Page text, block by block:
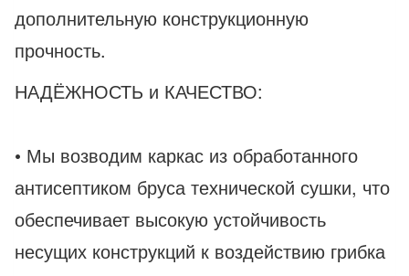
дополнительную конструкционную
прочность.
НАДЁЖНОСТЬ и КАЧЕСТВО:
• Мы возводим каркас из обработанного
антисептиком бруса технической сушки, что
обеспечивает высокую устойчивость
несущих конструкций к воздействию грибка